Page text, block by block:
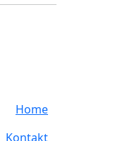
Home
Kontakt